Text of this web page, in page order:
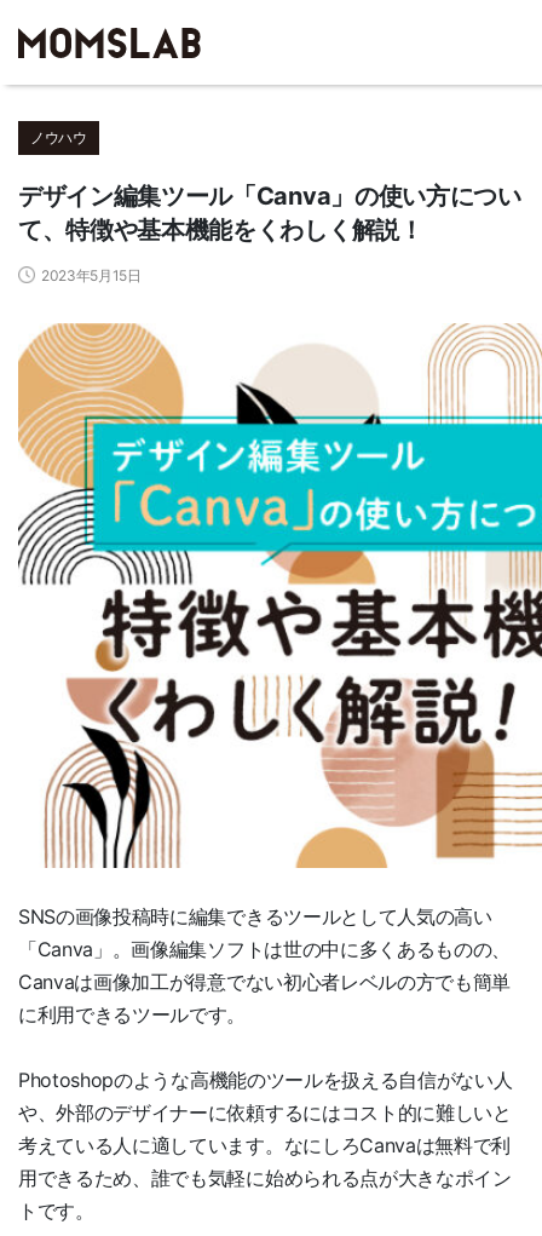
ノウハウ
デザイン編集ツール「Canva」の使い方につい
て、特徴や基本機能をくわしく解説！
2023年5月15日
SNSの画像投稿時に編集できるツールとして人気の高い
「Canva」。画像編集ソフトは世の中に多くあるものの、
Canvaは画像加工が得意でない初心者レベルの方でも簡単
に利用できるツールです。
Photoshopのような高機能のツールを扱える自信がない人
や、外部のデザイナーに依頼するにはコスト的に難しいと
考えている人に適しています。なにしろCanvaは無料で利
用できるため、誰でも気軽に始められる点が大きなポイン
トです。